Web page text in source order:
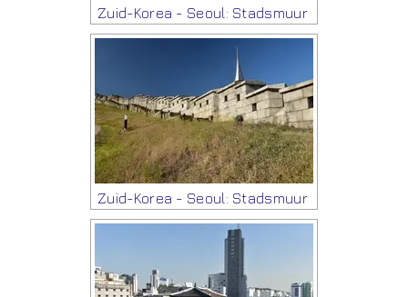
Zuid-Korea - Seoul: Stadsmuur
Zuid-Korea - Seoul: Stadsmuur